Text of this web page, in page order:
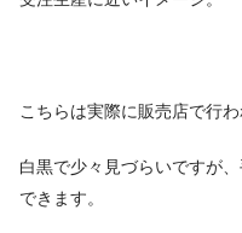
こちらは実際に販売店で行
白黒で少々見づらいですが
できます。